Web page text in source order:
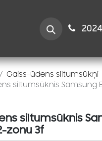
Speciālistiem
Gaiss-ūdens siltumsūkņi
siltumsūknis Samsung
siltumsūknis
zonu 3f